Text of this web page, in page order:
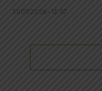
31/07/2026 - 13:57